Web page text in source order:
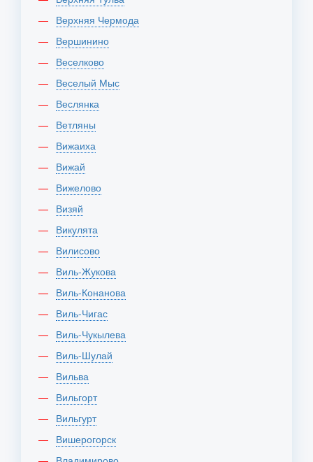
Верхняя Чермода
Вершинино
Веселково
Веселый Мыс
Веслянка
Ветляны
Вижаиха
Вижай
Вижелово
Визяй
Викулята
Вилисово
Виль-Жукова
Виль-Конанова
Виль-Чигас
Виль-Чукылева
Виль-Шулай
Вильва
Вильгорт
Вильгурт
Вишерогорск